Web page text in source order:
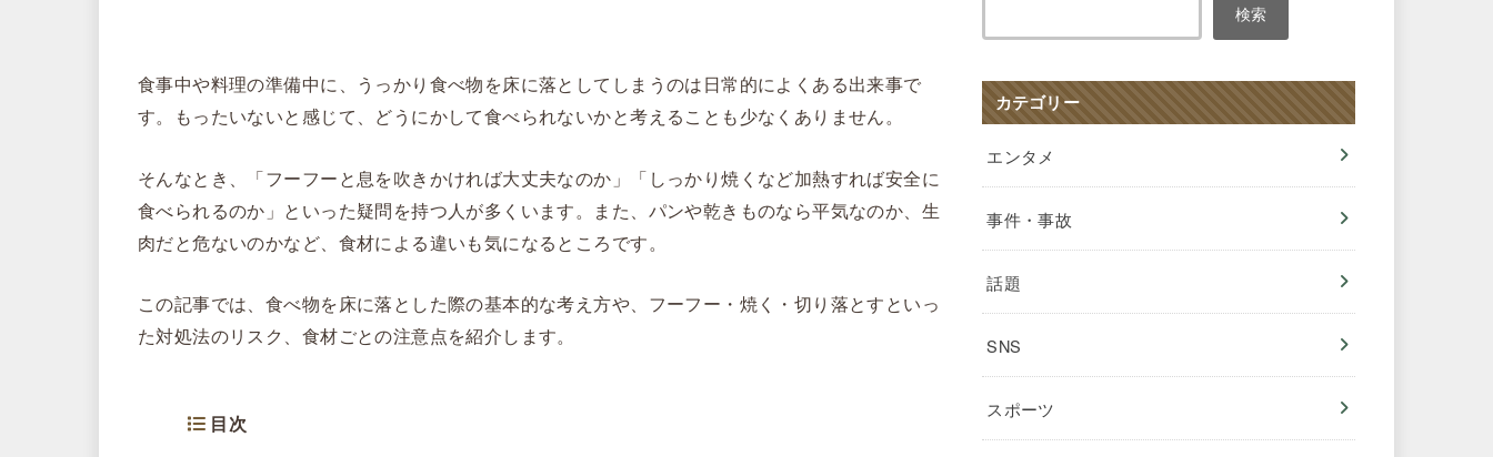
食事中や料理の準備中に、うっかり食べ物を床に落としてしまうのは日常的によくある出来事で
す。もったいないと感じて、どうにかして食べられないかと考えることも少なくありません。
そんなとき、「フーフーと息を吹きかければ大丈夫なのか」「しっかり焼くなど加熱すれば安全に
食べられるのか」といった疑問を持つ人が多くいます。また、パンや乾きものなら平気なのか、生
肉だと危ないのかなど、食材による違いも気になるところです。
この記事では、食べ物を床に落とした際の基本的な考え方や、フーフー・焼く・切り落とすといっ
た対処法のリスク、食材ごとの注意点を紹介します。
目次
検索
カテゴリー
エンタメ
事件・事故
話題
SNS
スポーツ